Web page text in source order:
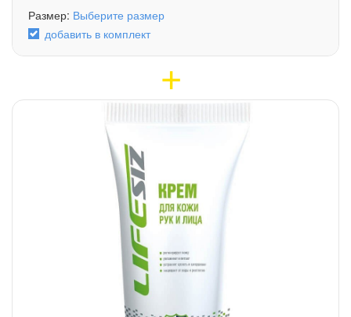
Размер: Выберите размер
добавить в комплект